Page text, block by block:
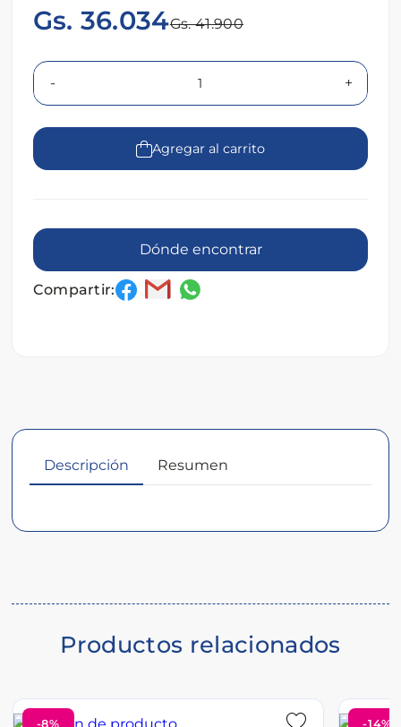
Gs. 36.034Gs. 41.900
- +
Agregar al carrito
Dónde encontrar
Compartir:
Descripción Resumen
Descripción
Productos relacionados
-8% -14%